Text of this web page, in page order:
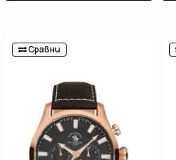
Сравни